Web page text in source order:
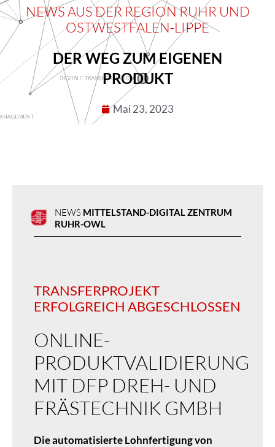
NEWS AUS DER RE­GION RUHR UND
OSTWEST­FALEN-LIPPE
DER WEG ZUM EIGENEN
PRODUKT
Mai 23, 2023
NEWS MITTEL­STAND-DIGITAL ZENTRUM
RUHR-OWL
TRANSFERPROJEKT
ERFOLGREICH ABGESCHLOSSEN
ONLINE-
PRODUKTVALIDIERUNG
MIT DFP DREH- UND
FRÄSTECHNIK GMBH
Die automatisierte Lohnfertigung von